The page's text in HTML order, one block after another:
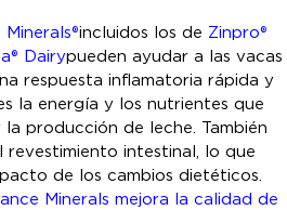
incluidos los de Zinpro®
Dairypueden ayudar a las vacas
respuesta inflamatoria rápida y
la energía y los nutrientes que
producción de leche. También
intestinal, lo que
de los cambios dietéticos.
Minerals mejora la calidad de